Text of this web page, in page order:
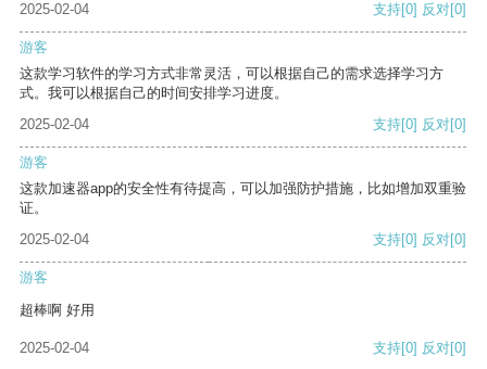
2025-02-04 支持[0] 反对[0]
游客
这款学习软件的学习方式非常灵活，可以根据自己的需求选择学习方
式。我可以根据自己的时间安排学习进度。
2025-02-04
支持[0] 反对[0]
游客
这款加速器app的安全性有待提高，可以加强防护措施，比如增加双重验
证。
2025-02-04
支持[0] 反对[0]
游客
超棒啊 好用
2025-02-04 支持[0] 反对[0]